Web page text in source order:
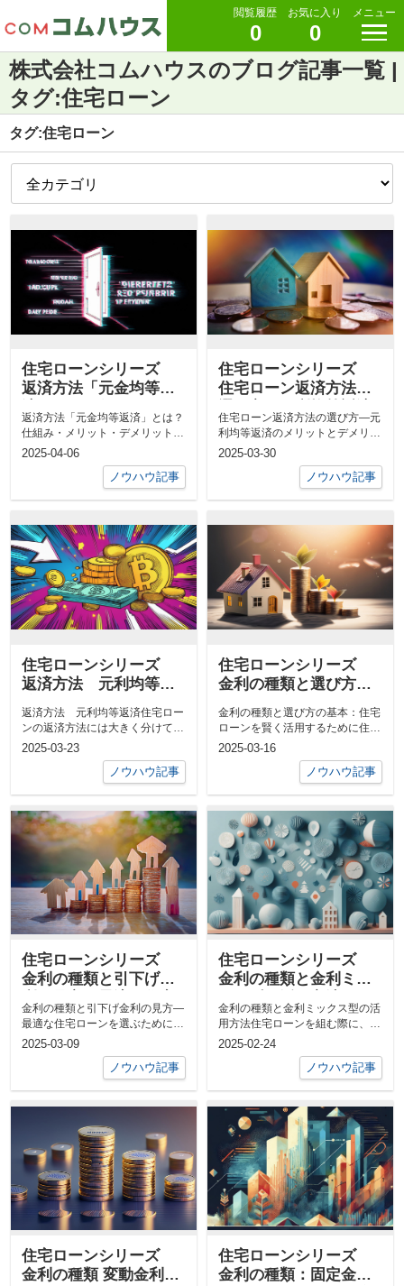
閲覧履歴
0
お気に入り
0
メニュー
株式会社コムハウスのブログ記事一覧 |
タグ:住宅ローン
タグ:住宅ローン
住宅ローンシリーズ
返済方法「元金均等返
リット・デメリットを
徹底解説
返済方法「元金均等返済」とは？
仕組み・メリット・デメリットを
徹底解説はじめに住宅ローンを組
2025-04-06
ノウハウ記事
住宅ローンシリーズ
住宅ローン返済方法の
のメリットとデメリッ
ト
住宅ローン返済方法の選び方—元
利均等返済のメリットとデメリッ
トはじめに 住宅ローンの返済方
2025-03-30
ノウハウ記事
住宅ローンシリーズ
返済方法 元利均等返
済
返済方法 元利均等返済住宅ロー
ンの返済方法には大きく分けて
「元利均等返済」と「元金均等返
2025-03-23
ノウハウ記事
住宅ローンシリーズ
金利の種類と選び方の
基本：住宅ローンを賢
く活用するために
金利の種類と選び方の基本：住宅
ローンを賢く活用するために住宅
ローンの金利タイプとは？住宅ロ
2025-03-16
ノウハウ記事
住宅ローンシリーズ
金利の種類と引下げ金
ローンを選ぶために
金利の種類と引下げ金利の見方—
最適な住宅ローンを選ぶために住
宅ローンを利用する際、金利の仕
2025-03-09
ノウハウ記事
住宅ローンシリーズ
金利の種類と金利ミッ
金利の種類と金利ミックス型の活
用方法住宅ローンを組む際に、金
利タイプの選択は返済計画を大き
2025-02-24
ノウハウ記事
住宅ローンシリーズ
金利の種類 変動金利型
住宅ローンシリーズ
金利の種類：固定金利